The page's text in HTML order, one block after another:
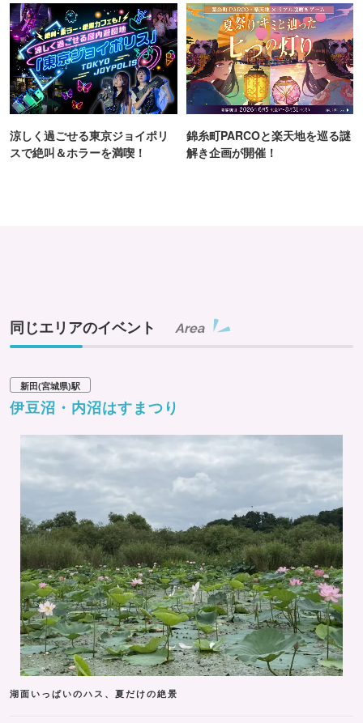
涼しく過ごせる東京ジョイポリ
スで絶叫＆ホラーを満喫！
錦糸町PARCOと楽天地を巡る謎
解き企画が開催！
同じエリアのイベント Area
新田(宮城県)駅
伊豆沼・内沼はすまつり
湖面いっぱいのハス、夏だけの絶景